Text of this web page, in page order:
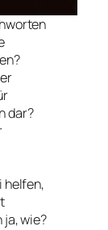
dar?
helfen,
wie?